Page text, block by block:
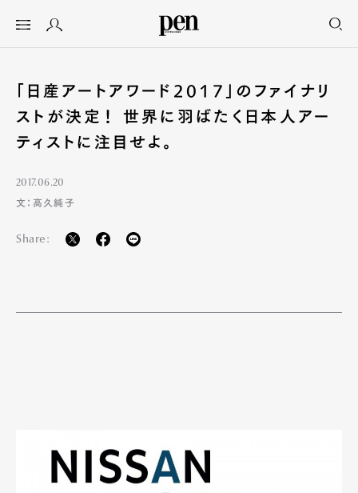
「日産アートアワード2017」のファイナリ
ストが決定！ 世界に羽ばたく日本人アー
ティストに注目せよ。
2017.06.20
文：高久純子
Share: